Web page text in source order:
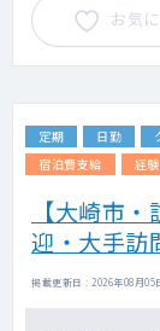
お気
定期 日勤
宿泊費支給
経
【大崎市
迎・大手訪
掲載更新日 : 2026年08月